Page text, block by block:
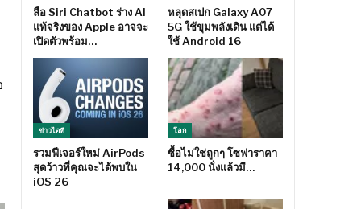
ลือ Siri Chatbot ร่าง AI
แท้จริงของ Apple อาจจะ
เปิดตัวพร้อม…
หลุดสเปก Galaxy A07
5G ใช้ขุมพลังเดิน แต่ได้
ใช้ Android 16
ข่าวไอที
รวมฟีเจอร์ใหม่ AirPods
สุดว้าวที่คุณจะได้พบใน
iOS 26
โลก
ซื้อไม่ใช่ถูกๆ โซฟาราคา
14,000 นั่งแล้วมี…